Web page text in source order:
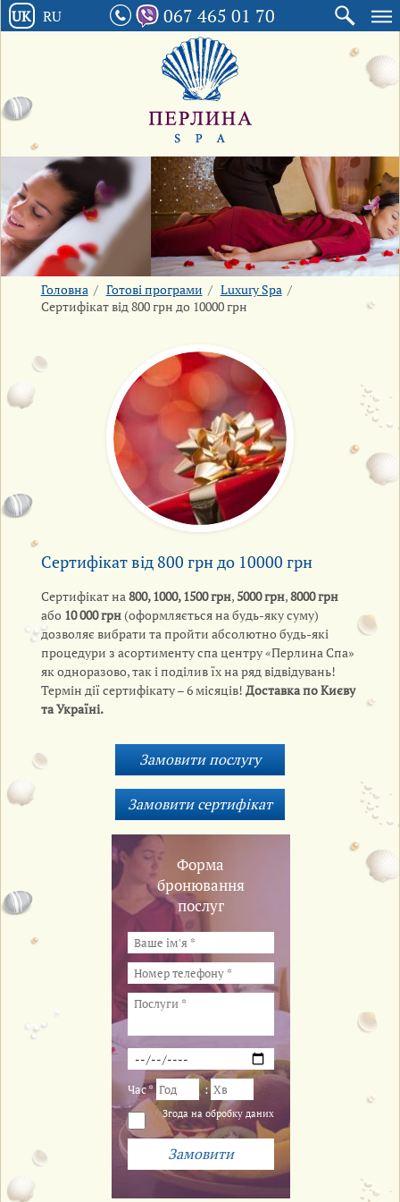
UK RU 067 465 01 70
Форма
бронювання
послуг
Час * :
Згода на обробку даних
Головна/ Готові програми / Luxury Spa/
Сертифікат від 800 грн до 10000 грн
Сертифікат від 800 грн до 10000 грн
Сертифікат на800, 1000, 1500 грн, 5000 грн,8000 грн
або 10 000 грн(оформляється на будь-яку суму)
дозволяє вибрати та пройти абсолютно будь-які
процедури з асортименту спа центру «Перлина Спа»
як одноразово, так і поділив їх на ряд відвідувань!
Термін дії сертифікату – 6 місяців! Доставка по Києву
та Україні.